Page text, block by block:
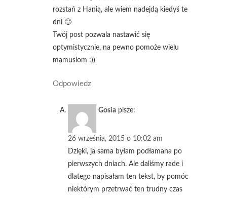
rozstań z Hanią, ale wiem nadejdą kiedyś te
dni 🙂
Twój post pozwala nastawić się
optymistycznie, na pewno pomoże wielu
mamusiom :))
Odpowiedz
Gosia pisze:
26 września, 2015 o 10:02 am
Dzięki, ja sama byłam podłamana po
pierwszych dniach. Ale daliśmy rade i
dlatego napisałam ten tekst, by pomóc
niektórym przetrwać ten trudny czas